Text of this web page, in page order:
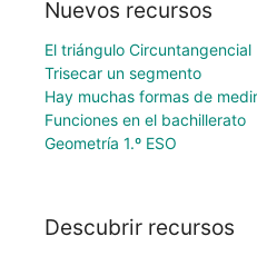
Nuevos recursos
El triángulo Circuntangencial
Trisecar un segmento
Hay muchas formas de medir
Funciones en el bachillerato
Geometría 1.º ESO
Descubrir recursos